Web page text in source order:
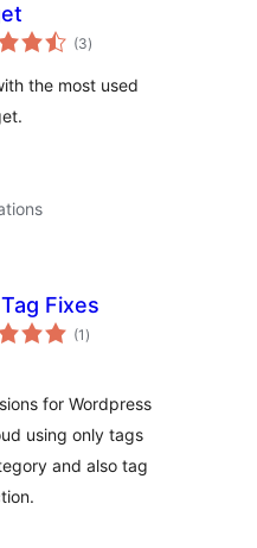
(3arvosanat
yhteensä
)
the most used
Fixes
(1 arvosanat
yhteensä
)
for Wordpress
using only tags
and also tag